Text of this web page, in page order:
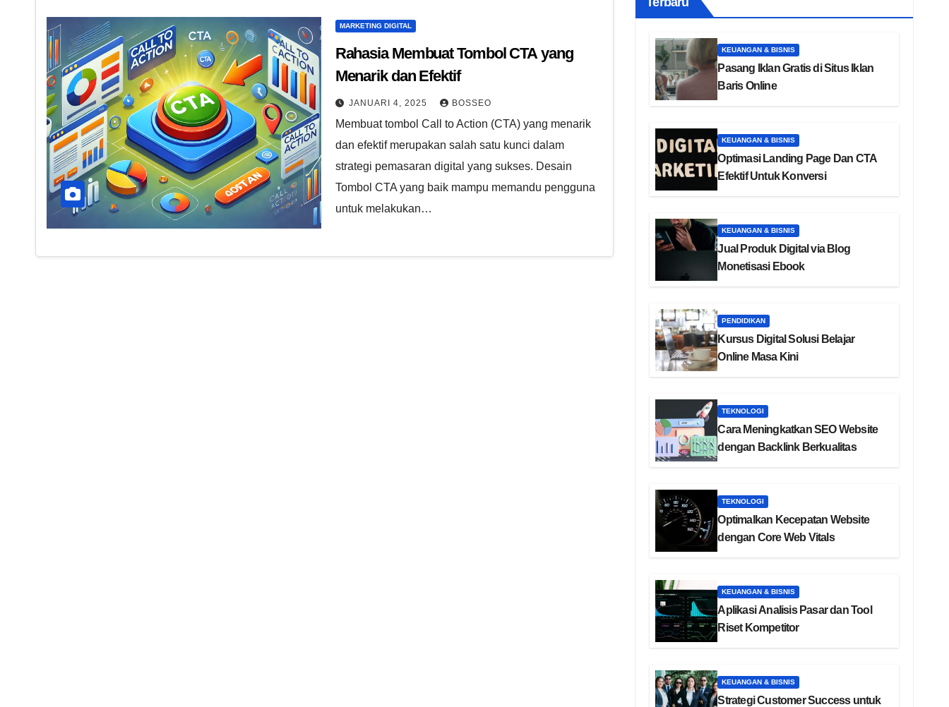
MARKETING DIGITAL
Rahasia Membuat Tombol CTA yang
Menarik dan Efektif
JANUARI 4, 2025 BOSSEO
Membuat tombol Call to Action (CTA) yang menarik
dan efektif merupakan salah satu kunci dalam
strategi pemasaran digital yang sukses. Desain
Tombol CTA yang baik mampu memandu pengguna
untuk melakukan…
KEUANGAN & BISNIS
Pasang Iklan Gratis di Situs Iklan
Baris Online
KEUANGAN & BISNIS
Optimasi Landing Page Dan CTA
Efektif Untuk Konversi
KEUANGAN & BISNIS
Jual Produk Digital via Blog
Monetisasi Ebook
PENDIDIKAN
Kursus Digital Solusi Belajar
Online Masa Kini
TEKNOLOGI
Cara Meningkatkan SEO Website
dengan Backlink Berkualitas
TEKNOLOGI
Optimalkan Kecepatan Website
dengan Core Web Vitals
KEUANGAN & BISNIS
Aplikasi Analisis Pasar dan Tool
Riset Kompetitor
KEUANGAN & BISNIS
Strategi Customer Success untuk